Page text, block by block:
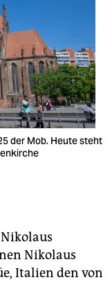
der Mob. Heute steht
Nikolaus
Italien den von